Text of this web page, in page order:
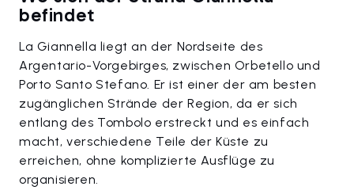
befindet
La Giannella liegt an der Nordseite des
Argentario-Vorgebirges, zwischen Orbetello und
Porto Santo Stefano. Er ist einer der am besten
zugänglichen Strände der Region, da er sich
entlang des Tombolo erstreckt und es einfach
macht, verschiedene Teile der Küste zu
erreichen, ohne komplizierte Ausflüge zu
organisieren.